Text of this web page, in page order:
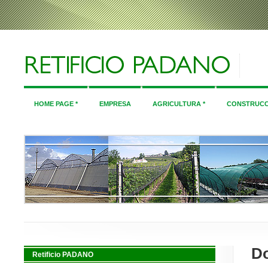
HOME PAGE * EMPRESA AGRICULTURA *
Retificio PADANO